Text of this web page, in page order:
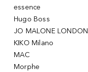
essence
Hugo Boss
JO MALONE LONDON
KIKO Milano
MAC
Morphe